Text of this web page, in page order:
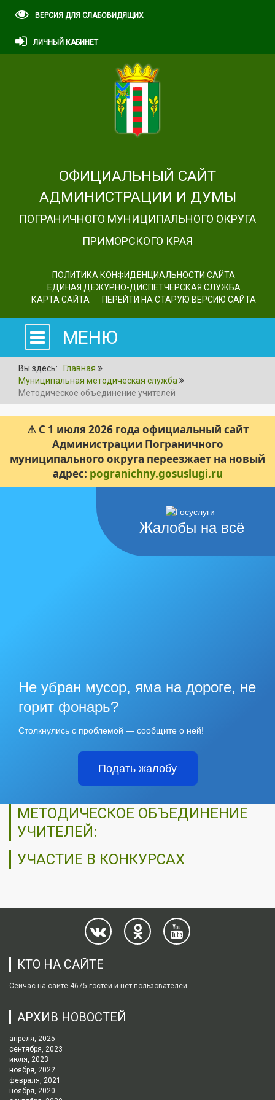
ВЕРСИЯ ДЛЯ СЛАБОВИДЯЩИХ
ЛИЧНЫЙ КАБИНЕТ
ОФИЦИАЛЬНЫЙ САЙТ
АДМИНИСТРАЦИИ И ДУМЫ
ПОГРАНИЧНОГО МУНИЦИПАЛЬНОГО ОКРУГА
ПРИМОРСКОГО КРАЯ
ПОЛИТИКА КОНФИДЕНЦИАЛЬНОСТИ САЙТА
ЕДИНАЯ ДЕЖУРНО-ДИСПЕТЧЕРСКАЯ СЛУЖБА
КАРТА САЙТА
ПЕРЕЙТИ НА СТАРУЮ ВЕРСИЮ САЙТА
МЕНЮ
Вы здесь:
Главная
Муниципальная методическая служба
Методическое объединение учителей
⚠ С 1 июля 2026 года официальный сайт
Администрации Пограничного
муниципального округа переезжает на новый
адрес: pogranichny.gosuslugi.ru
Жалобы на всё
Не убран мусор, яма на дороге, не
горит фонарь?
Столкнулись с проблемой — сообщите о ней!
Подать жалобу
МЕТОДИЧЕСКОЕ ОБЪЕДИНЕНИЕ
УЧИТЕЛЕЙ:
УЧАСТИЕ В КОНКУРСАХ
КТО НА САЙТЕ
Сейчас на сайте 4675 гостей и нет пользователей
АРХИВ НОВОСТЕЙ
апреля, 2025
сентября, 2023
июля, 2023
ноября, 2022
февраля, 2021
ноября, 2020